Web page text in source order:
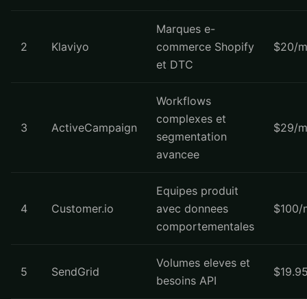
2 Klaviyo
Marques e-
commerce Shopify
et DTC
$20/
3 ActiveCampaign
Workflows
complexes et
segmentation
avancee
$29/
4 Customer.io
Equipes produit
avec donnees
comportementales
$100/
5 SendGrid
Volumes eleves et
besoins API